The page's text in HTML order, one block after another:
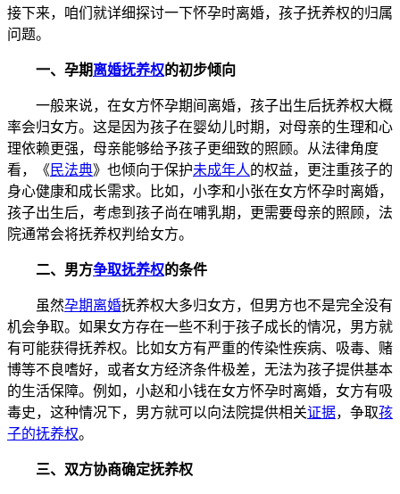
接下来，咱们就详细探讨一下怀孕时离婚，孩子抚养权的归属
问题。
一、孕期离婚抚养权的初步倾向
一般来说，在女方怀孕期间离婚，孩子出生后抚养权大概
率会归女方。这是因为孩子在婴幼儿时期，对母亲的生理和心
理依赖更强，母亲能够给予孩子更细致的照顾。从法律角度
看，《 民法典》也倾向于保护未成年人的权益，更注重孩子的
身心健康和成长需求。比如，小李和小张在女方怀孕时离婚，
孩子出生后，考虑到孩子尚在哺乳期，更需要母亲的照顾，法
院通常会将抚养权判给女方。
二、男方争取抚养权的条件
虽然孕期离婚抚养权大多归女方，但男方也不是完全没有
机会争取。如果女方存在一些不利于孩子成长的情况，男方就
有可能获得抚养权。比如女方有严重的传染性疾病、吸毒、赌
博等不良嗜好，或者女方经济条件极差，无法为孩子提供基本
的生活保障。例如，小赵和小钱在女方怀孕时离婚，女方有吸
毒史，这种情况下，男方就可以向法院提供相关证据，争取孩
子的抚养权。
三、双方协商确定抚养权